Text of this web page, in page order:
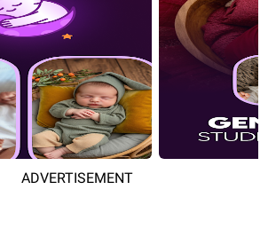
ADVERTISEMENT